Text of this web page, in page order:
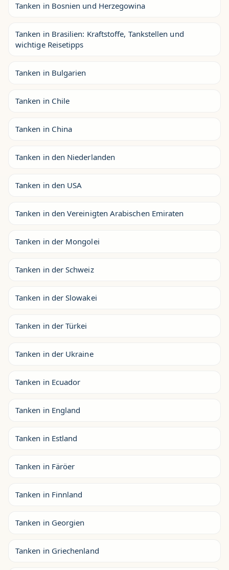
Tanken in Bosnien und Herzegowina
Tanken in Brasilien: Kraftstoffe, Tankstellen und
wichtige Reisetipps
Tanken in Bulgarien
Tanken in Chile
Tanken in China
Tanken in den Niederlanden
Tanken in den USA
Tanken in den Vereinigten Arabischen Emiraten
Tanken in der Mongolei
Tanken in der Schweiz
Tanken in der Slowakei
Tanken in der Türkei
Tanken in der Ukraine
Tanken in Ecuador
Tanken in England
Tanken in Estland
Tanken in Färöer
Tanken in Finnland
Tanken in Georgien
Tanken in Griechenland